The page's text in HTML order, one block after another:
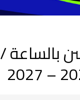
بالساعة /